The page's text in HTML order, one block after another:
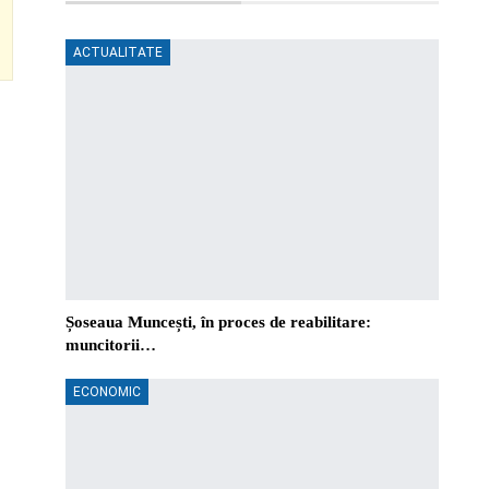
ACTUALITATE
Șoseaua Muncești, în proces de reabilitare:
muncitorii…
ECONOMIC